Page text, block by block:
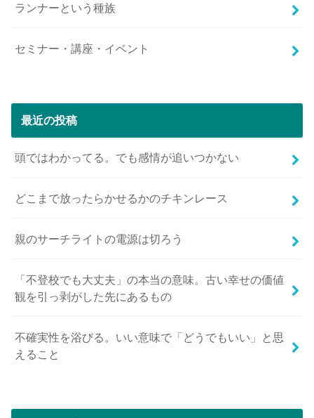
ランナーという種族
セミナー・講座・イベント
最近の投稿
頭ではわかってる。でも感情が追いつかない
どこまで放ったらかせるかのチキンレース
親のサーチライトの電源は切ろう
「不登校でも大丈夫」の本当の意味。古い幸せの価値
観を引っ剥がした先にあるもの
不確実性を浴びる。いい意味で「どうでもいい」と思
えること